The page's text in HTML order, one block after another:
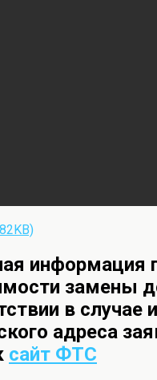
информация
замены
в случае
адреса
сайт ФТС